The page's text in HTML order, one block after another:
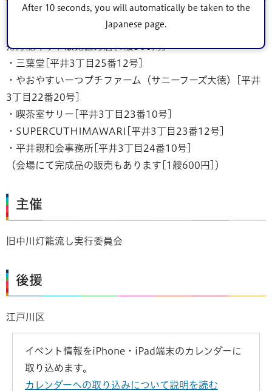
After 10 seconds, you will automatically be taken to the
Japanese page.
舟灯籠キット販売協力店[1艘500円]
・三葉堂[平井3丁目25番12号]
・やおやすいーつプチファーム（サニーフーズ大徳）[平井
3丁目22番20号]
・喫茶室サリー[平井3丁目23番10号]
・SUPERCUTHIMAWARI[平井3丁目23番12号]
・平井親和会事務所[平井3丁目24番10号]
（会場にて完成品の販売もあります[1艘600円]）
主催
旧中川灯籠流し実行委員会
後援
江戸川区
イベント情報をiPhone・iPad端末のカレンダーに
取り込めます。
カレンダーへの取り込みについて説明を読む